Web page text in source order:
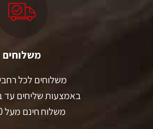
משלוחים
משלוחים לכל
באמצעות שליחים עד
משלוח חינם מעל 400 ₪